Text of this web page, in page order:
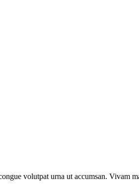
volutpat urna ut accumsan. Vivam